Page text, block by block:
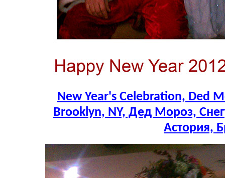
New Year's Celebration, Ded
Brooklyn, NY, Дед Мороз,
Астория,